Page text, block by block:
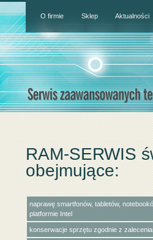
O firmie Sklep Aktualności
RAM-SERWIS
obejmujące:
naprawę smartfonów, tabletów,
platformie Intel
konserwacje sprzętu zgodnie z